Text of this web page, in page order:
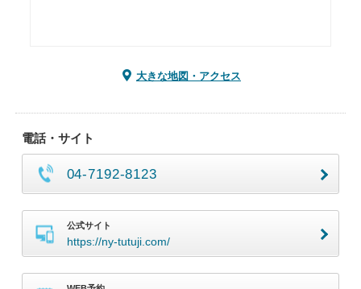
大きな地図・アクセス
電話・サイト
04-7192-8123
公式サイト
https://ny-tutuji.com/